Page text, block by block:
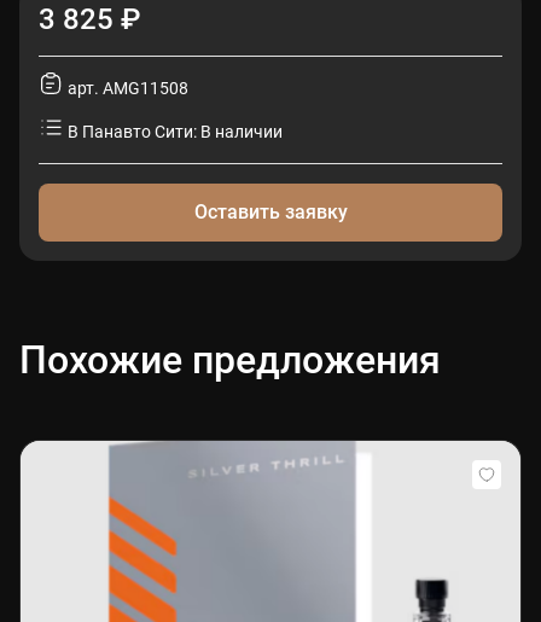
3 825 ₽
арт. AMG11508
В Панавто Сити: В наличии
Оставить заявку
Похожие предложения